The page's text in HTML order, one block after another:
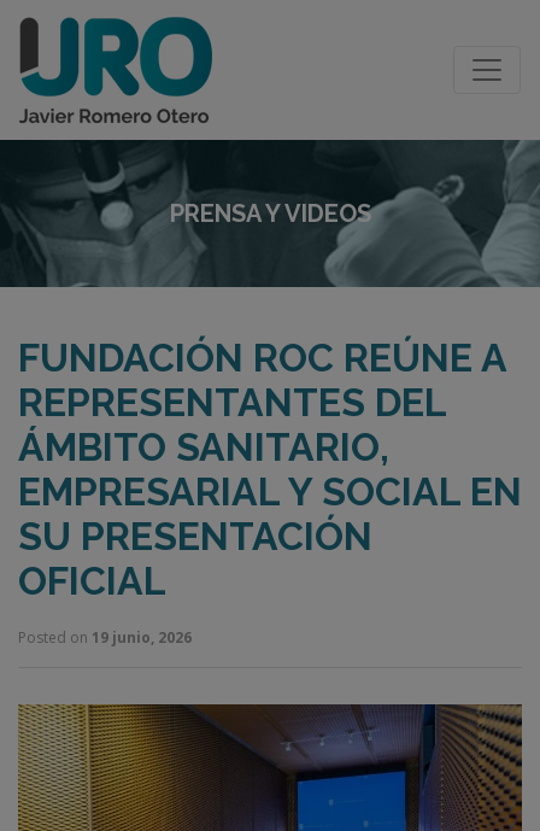
PRENSA Y VIDEOS
FUNDACIÓN ROC REÚNE A
REPRESENTANTES DEL
ÁMBITO SANITARIO,
EMPRESARIAL Y SOCIAL EN
SU PRESENTACIÓN
OFICIAL
Posted on 19 junio, 2026